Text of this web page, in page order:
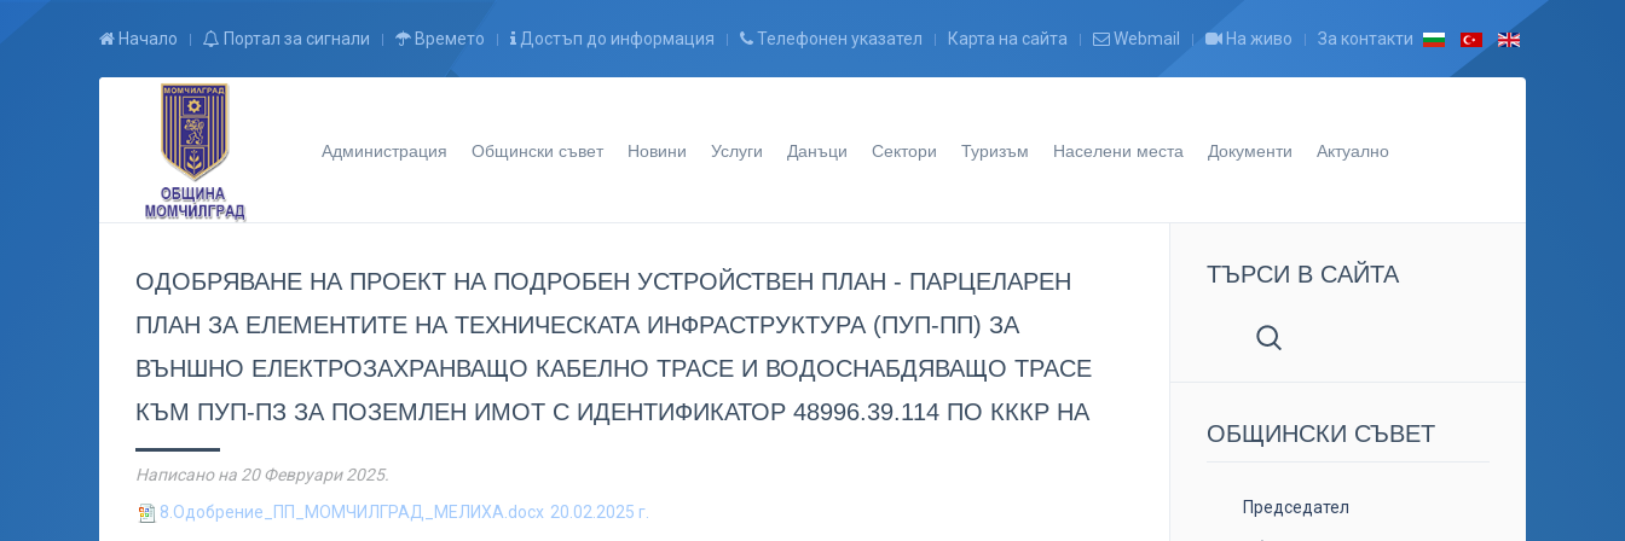
Начало Портал за сигнали Времето Достъп до информация Телефонен указател Карта на сайта Webmail На живо За контакти
Администрация Общински съвет Новини Услуги Данъци Сектори Туризъм Населени места Документи Актуално
ОДОБРЯВАНЕ НА ПРОЕКТ НА ПОДРОБЕН УСТРОЙСТВЕН ПЛАН - ПАРЦЕЛАРЕН
ПЛАН ЗА ЕЛЕМЕНТИТЕ НА ТЕХНИЧЕСКАТА ИНФРАСТРУКТУРА (ПУП-ПП) ЗА
ВЪНШНО ЕЛЕКТРОЗАХРАНВАЩО КАБЕЛНО ТРАСЕ И ВОДОСНАБДЯВАЩО ТРАСЕ
КЪМ ПУП-ПЗ ЗА ПОЗЕМЛЕН ИМОТ С ИДЕНТИФИКАТОР 48996.39.114 ПО КККР НА
Написано на 20 Февруари 2025.
8.Одобрение_ПП_МОМЧИЛГРАД_МЕЛИХА.docx 20.02.2025 г.
ТЪРСИ В САЙТА
ОБЩИНСКИ СЪВЕТ
Председател